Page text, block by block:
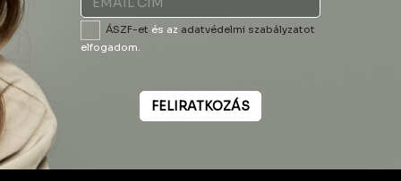
ÁSZF-et és az adatvédelmi szabályzatot
elfogadom.
FELIRATKOZÁS